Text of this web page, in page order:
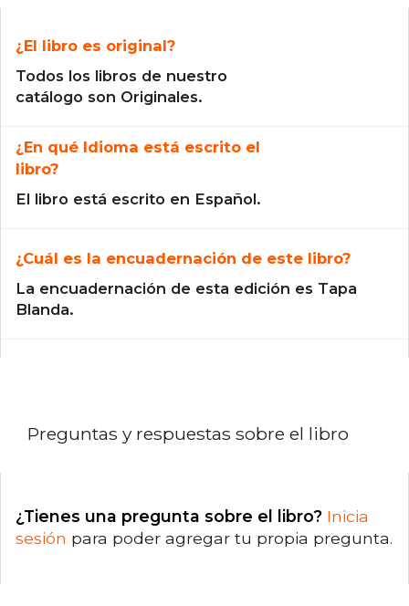
¿El libro es original?
Todos los libros de nuestro
catálogo son Originales.
¿En qué Idioma está escrito el
libro?
El libro está escrito en Español.
¿Cuál es la encuadernación de este libro?
La encuadernación de esta edición es Tapa
Blanda.
Preguntas y respuestas sobre el libro
¿Tienes una pregunta sobre el libro? Inicia
sesión para poder agregar tu propia pregunta.